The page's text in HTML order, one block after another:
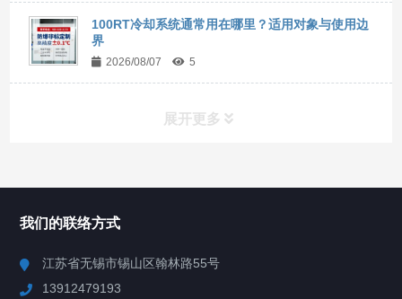
100RT冷却系统通常用在哪里？适用对象与使用边
界
2026/08/07 5
展开更多
Chiller高精度制冷循环器
我们的联络方式
江苏省无锡市锡山区翰林路55号
13912479193